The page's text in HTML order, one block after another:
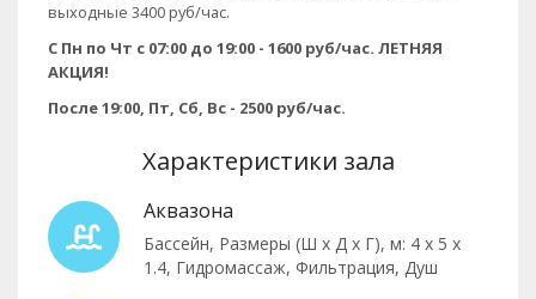
выходные 3400 руб/час.
С Пн по Чт с 07:00 до 19:00 - 1600 руб/час. ЛЕТНЯЯ
АКЦИЯ!
После 19:00, Пт, Сб, Вс - 2500 руб/час.
Характеристики зала
Аквазона
Бассейн, Размеры (Ш x Д x Г), м: 4 x 5 x
1.4, Гидромассаж, Фильтрация, Душ